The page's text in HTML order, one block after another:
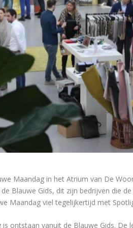
Maandag in het Atrium van De
Blauwe Gids, dit zijn bedrijven die
Maandag viel tegelijkertijd met
ontstaan vanuit de Blauwe Gids. De